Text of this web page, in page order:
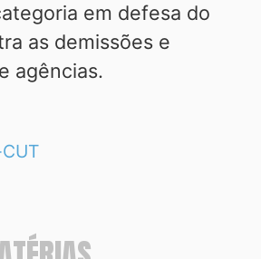
em defesa do
as demissões e
agências.